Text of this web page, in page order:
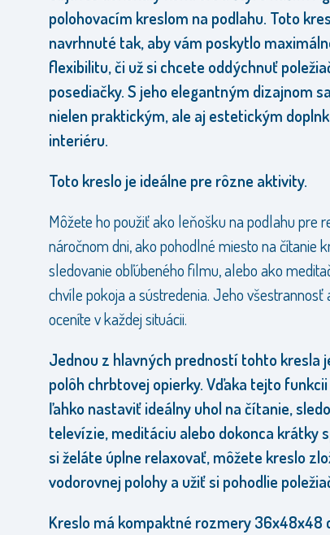
polohovacím kreslom na podlahu. Toto
navrhnuté tak, aby vám poskytlo
flexibilitu, či už si chcete oddýchnuť
posediačky. S jeho elegantným dizajnom
nielen praktickým, ale aj estetickým
interiéru.
Toto kreslo je ideálne pre rôzne aktivity.
Môžete ho použiť ako leňošku na podlahu pre
náročnom dni, ako pohodlné miesto na čítanie
sledovanie obľúbeného filmu, alebo ako
chvíle pokoja a sústredenia. Jeho všestrannosť
oceníte v každej situácii.
Jednou z hlavných predností tohto kresla
polôh chrbtovej opierky. Vďaka tejto
ľahko nastaviť ideálny uhol na čítanie,
televízie, meditáciu alebo dokonca krátky
si želáte úplne relaxovať, môžete kreslo
vodorovnej polohy a užiť si pohodlie
Kreslo má kompaktné rozmery 36x48x48